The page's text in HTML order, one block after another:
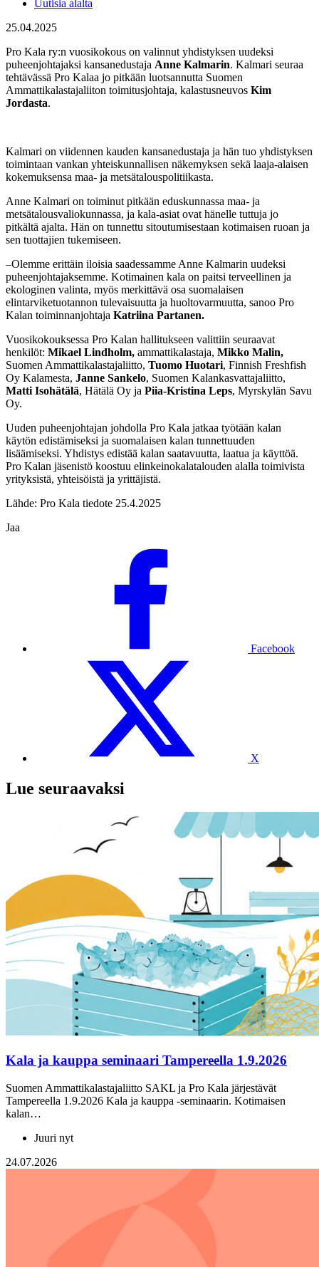
Uutisia alalta
25.04.2025
Pro Kala ry:n vuosikokous on valinnut yhdistyksen uudeksi
puheenjohtajaksi kansanedustaja Anne Kalmarin. Kalmari seuraa
tehtävässä Pro Kalaa jo pitkään luotsannutta Suomen
Ammattikalastajaliiton toimitusjohtaja, kalastusneuvos Kim
Jordasta.
Kalmari on viidennen kauden kansanedustaja ja hän tuo yhdistyksen
toimintaan vankan yhteiskunnallisen näkemyksen sekä laaja-alaisen
kokemuksensa maa- ja metsätalouspolitiikasta.
Anne Kalmari on toiminut pitkään eduskunnassa maa- ja
metsätalousvaliokunnassa, ja kala-asiat ovat hänelle tuttuja jo
pitkältä ajalta. Hän on tunnettu sitoutumisestaan kotimaisen ruoan ja
sen tuottajien tukemiseen.
–Olemme erittäin iloisia saadessamme Anne Kalmarin uudeksi
puheenjohtajaksemme. Kotimainen kala on paitsi terveellinen ja
ekologinen valinta, myös merkittävä osa suomalaisen
elintarviketuotannon tulevaisuutta ja huoltovarmuutta, sanoo Pro
Kalan toiminnanjohtaja Katriina Partanen.
Vuosikokouksessa Pro Kalan hallitukseen valittiin seuraavat
henkilöt: Mikael Lindholm, ammattikalastaja, Mikko Malin,
Suomen Ammattikalastajaliitto, Tuomo Huotari, Finnish Freshfish
Oy Kalamesta, Janne Sankelo, Suomen Kalankasvattajaliitto,
Matti Isohätälä, Hätälä Oy ja Piia-Kristina Leps, Myrskylän Savu
Oy.
Uuden puheenjohtajan johdolla Pro Kala jatkaa työtään kalan
käytön edistämiseksi ja suomalaisen kalan tunnettuuden
lisäämiseksi. Yhdistys edistää kalan saatavuutta, laatua ja käyttöä.
Pro Kalan jäsenistö koostuu elinkeinokalatalouden alalla toimivista
yrityksistä, yhteisöistä ja yrittäjistä.
Lähde: Pro Kala tiedote 25.4.2025
Jaa
Facebook
X
Lue seuraavaksi
Kala ja kauppa seminaari Tampereella 1.9.2026
Suomen Ammattikalastajaliitto SAKL ja Pro Kala järjestävät
Tampereella 1.9.2026 Kala ja kauppa -seminaarin. Kotimaisen
kalan…
Juuri nyt
24.07.2026